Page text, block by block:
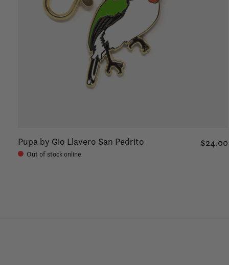
Pupa by Gio Llavero San Pedrito
Out of stock online
$24.00